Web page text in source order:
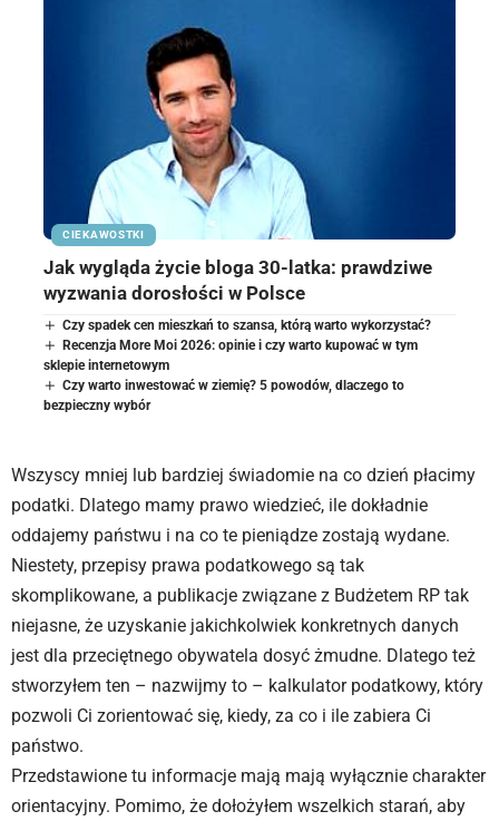
CIEKAWOSTKI
Jak wygląda życie bloga 30-latka: prawdziwe
wyzwania dorosłości w Polsce
Czy spadek cen mieszkań to szansa, którą warto wykorzystać?
Recenzja More Moi 2026: opinie i czy warto kupować w tym
sklepie internetowym
Czy warto inwestować w ziemię? 5 powodów, dlaczego to
bezpieczny wybór
Wszyscy mniej lub bardziej świadomie na co dzień płacimy
podatki. Dlatego mamy prawo wiedzieć, ile dokładnie
oddajemy państwu i na co te pieniądze zostają wydane.
Niestety, przepisy prawa podatkowego są tak
skomplikowane, a publikacje związane z Budżetem RP tak
niejasne, że uzyskanie jakichkolwiek konkretnych danych
jest dla przeciętnego obywatela dosyć żmudne. Dlatego też
stworzyłem ten – nazwijmy to – kalkulator podatkowy, który
pozwoli Ci zorientować się, kiedy, za co i ile zabiera Ci
państwo.
Przedstawione tu informacje mają mają wyłącznie charakter
orientacyjny. Pomimo, że dołożyłem wszelkich starań, aby